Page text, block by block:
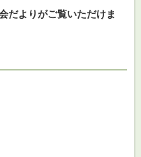
だよりがご覧いただけま